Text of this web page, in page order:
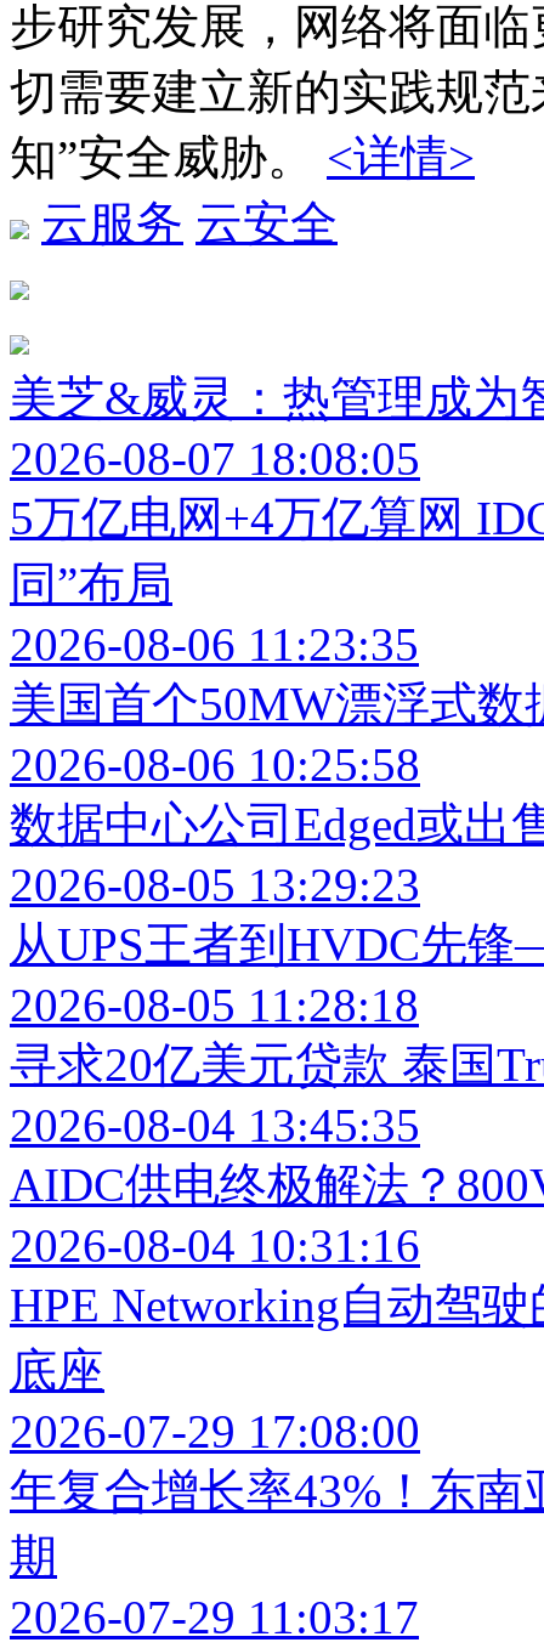
步研究发展，网络将面
切需要建立新的实践规
知”安全威胁。
<详情>
云服务 云安全
美芝&威灵：热管理成为
2026-08-07 18:08:05
5万亿电网+4万亿算网
同”布局
2026-08-06 11:23:35
美国首个50MW漂浮式数
2026-08-06 10:25:58
数据中心公司Edged或出
2026-08-05 13:29:23
从UPS王者到HVDC先
2026-08-05 11:28:18
寻求20亿美元贷款 泰国
2026-08-04 13:45:35
AIDC供电终极解法？
2026-08-04 10:31:16
HPE Networking自动驾
底座
2026-07-29 17:08:00
年复合增长率43%！东
期
2026-07-29 11:03:17